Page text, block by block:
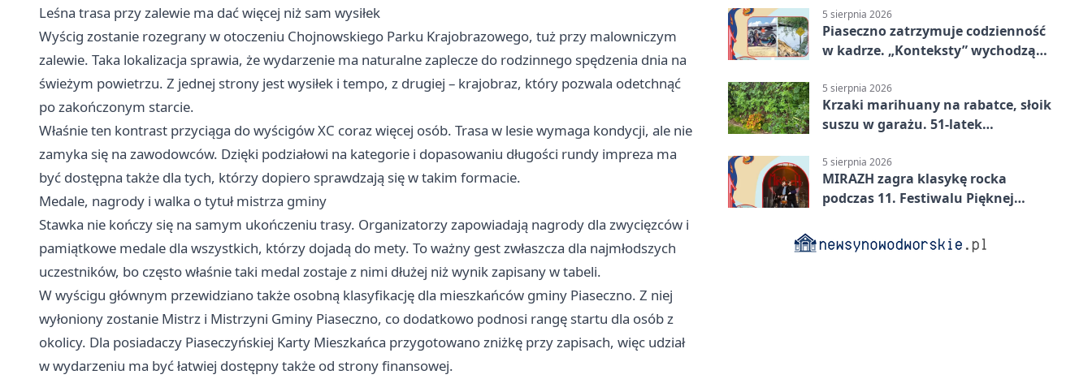
Leśna trasa przy zalewie ma dać więcej niż sam wysiłek
Wyścig zostanie rozegrany w otoczeniu Chojnowskiego Parku Krajobrazowego, tuż przy malowniczym
zalewie. Taka lokalizacja sprawia, że wydarzenie ma naturalne zaplecze do rodzinnego spędzenia dnia na
świeżym powietrzu. Z jednej strony jest wysiłek i tempo, z drugiej – krajobraz, który pozwala odetchnąć
po zakończonym starcie.
Właśnie ten kontrast przyciąga do wyścigów XC coraz więcej osób. Trasa w lesie wymaga kondycji, ale nie
zamyka się na zawodowców. Dzięki podziałowi na kategorie i dopasowaniu długości rundy impreza ma
być dostępna także dla tych, którzy dopiero sprawdzają się w takim formacie.
Medale, nagrody i walka o tytuł mistrza gminy
Stawka nie kończy się na samym ukończeniu trasy. Organizatorzy zapowiadają nagrody dla zwycięzców i
pamiątkowe medale dla wszystkich, którzy dojadą do mety. To ważny gest zwłaszcza dla najmłodszych
uczestników, bo często właśnie taki medal zostaje z nimi dłużej niż wynik zapisany w tabeli.
W wyścigu głównym przewidziano także osobną klasyfikację dla mieszkańców gminy Piaseczno. Z niej
wyłoniony zostanie Mistrz i Mistrzyni Gminy Piaseczno, co dodatkowo podnosi rangę startu dla osób z
okolicy. Dla posiadaczy Piaseczyńskiej Karty Mieszkańca przygotowano zniżkę przy zapisach, więc udział
w wydarzeniu ma być łatwiej dostępny także od strony finansowej.
5 sierpnia 2026
Piaseczno zatrzymuje codzienność
w kadrze. „Konteksty” wychodzą
5 sierpnia 2026
Krzaki marihuany na rabatce, słoik
suszu w garażu. 51-latek
5 sierpnia 2026
MIRAZH zagra klasykę rocka
podczas 11. Festiwalu Pięknej